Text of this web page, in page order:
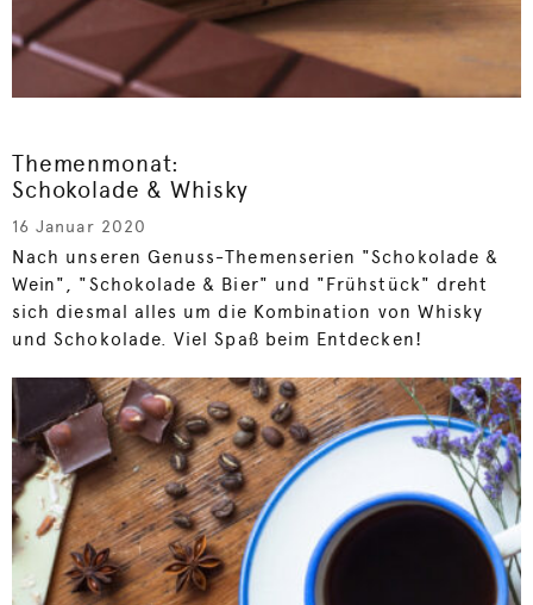
Themenmonat:
Schokolade & Whisky
16 Januar 2020
Nach unseren Genuss-Themenserien "Schokolade &
Wein", "Schokolade & Bier" und "Frühstück" dreht
sich diesmal alles um die Kombination von Whisky
und Schokolade. Viel Spaß beim Entdecken!